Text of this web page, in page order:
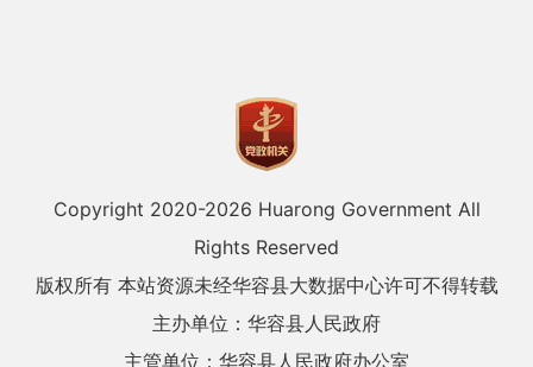
Copyright 2020-2026 Huarong Government All
Rights Reserved
版权所有 本站资源未经华容县大数据中心许可不得转载
主办单位：华容县人民政府
主管单位：华容县人民政府办公室